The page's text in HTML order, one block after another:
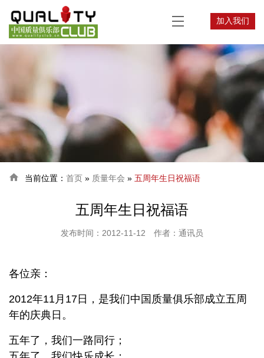
加入我们
 当前位置： 首页 » 质量年会 » 五周年生日祝福语
五周年生日祝福语
发布时间：2012-11-12 作者：通讯员
各位亲：
2012年11月17日，是我们中国质量俱乐部成立五周
年的庆典日。
五年了，我们一路同行；